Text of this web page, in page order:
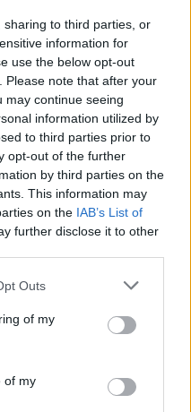
to third parties, or
information for
use the below opt-out
Please note that after your
may continue seeing
information utilized by
to third parties prior to
opt-out of the further
by third parties on the
This information may
on the IAB’s List of
further disclose it to other
Outs
of my
of my
tráfico de seres humanos
PSP em Reguengos de